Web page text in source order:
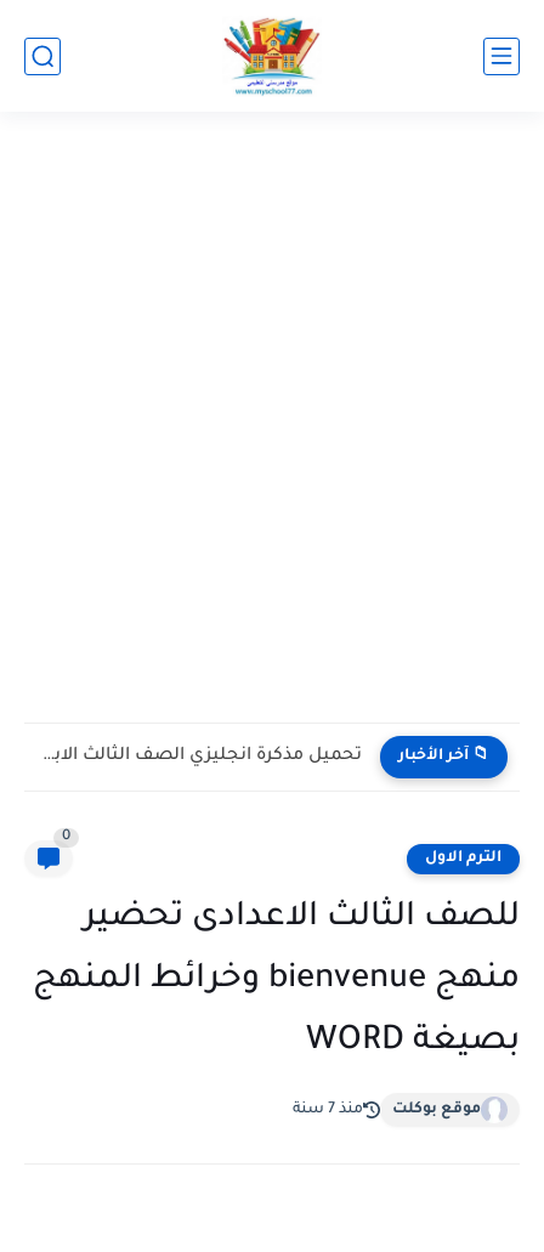
📁 آخر الأخبار تحميل مذكرة انجليزي الصف الثالث الابتدائى الترم الاول 2027 مستر...
الترم الاول
0
للصف الثالث الاعدادى تحضير
منهج bienvenue وخرائط المنهج
بصيغة WORD
موقع بوكلت منذ 7 سنة